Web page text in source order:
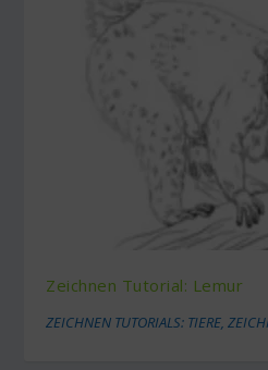
Zeichnen Tutorial: Lemur
ZEICHNEN TUTORIALS: TIERE,